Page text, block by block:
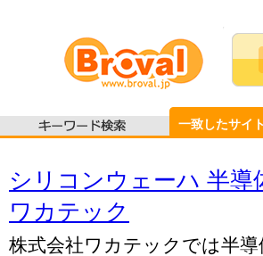
一致したサイ
シリコンウェーハ 半導
ワカテック
株式会社ワカテックでは半